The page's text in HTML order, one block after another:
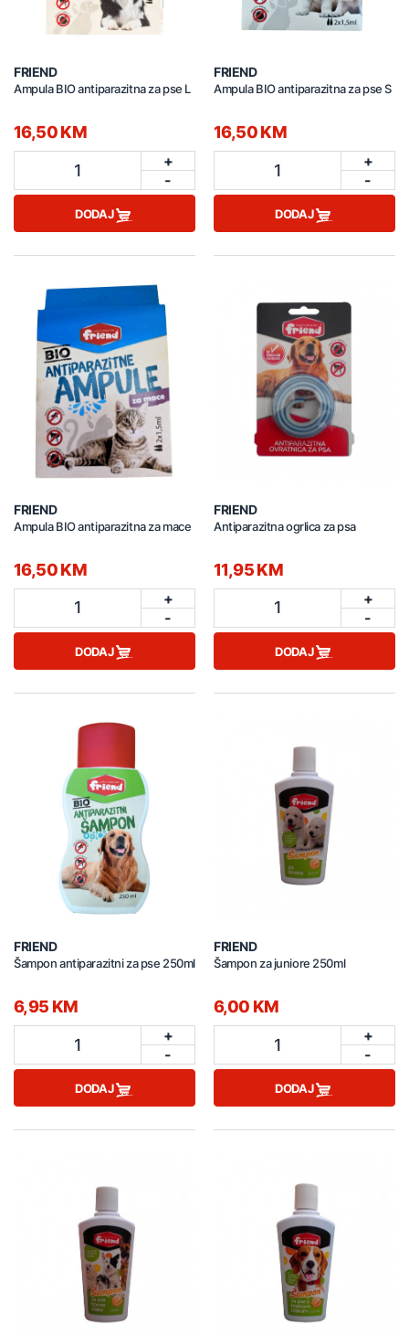
FRIEND
Ampula BIO antiparazitna za pse L
16,50 KM
1
+
-
DODAJ
FRIEND
Ampula BIO antiparazitna za pse S
16,50 KM
1
+
-
DODAJ
FRIEND
Ampula BIO antiparazitna za mace
16,50 KM
1
+
-
DODAJ
FRIEND
Antiparazitna ogrlica za psa
11,95 KM
1
+
-
DODAJ
FRIEND
Šampon antiparazitni za pse 250ml
6,95 KM
1
+
-
DODAJ
FRIEND
Šampon za juniore 250ml
6,00 KM
1
+
-
DODAJ